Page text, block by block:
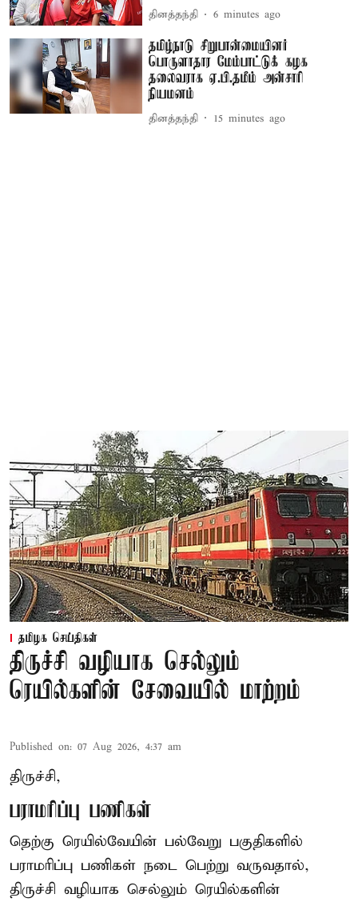
தினத்தந்தி 6 minutes ago
தமிழ்நாடு சிறுபான்மையினர்
பொருளாதார மேம்பாட்டுக் கழக
தலைவராக ஏ.பி.தமீம் அன்சாரி
நியமனம்
தினத்தந்தி 15 minutes ago
தமிழக செய்திகள்
திருச்சி வழியாக செல்லும்
ரெயில்களின் சேவையில் மாற்றம்
Published on: 07 Aug 2026, 4:37 am
திருச்சி,
பராமரிப்பு பணிகள்
தெற்கு ரெயில்வேயின் பல்வேறு பகுதிகளில்
பராமரிப்பு பணிகள் நடை பெற்று வருவதால்,
திருச்சி வழியாக செல்லும் ரெயில்களின்